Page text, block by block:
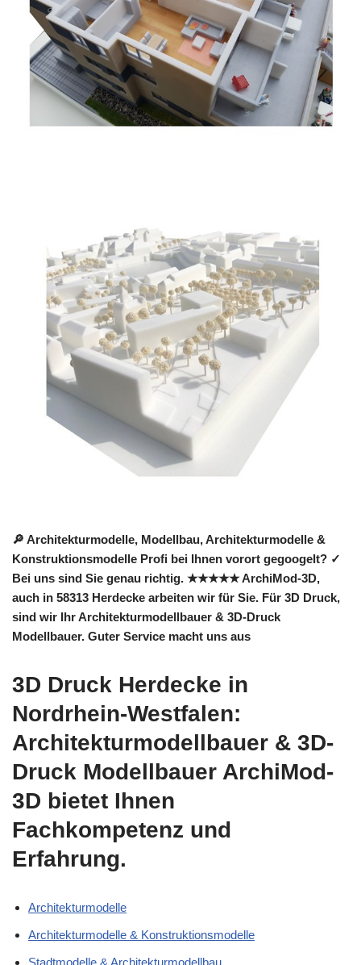
🔎 Architekturmodelle, Modellbau, Architekturmodelle &
Konstruktionsmodelle Profi bei Ihnen vorort gegoogelt? ✓
Bei uns sind Sie genau richtig. ★★★★★ ArchiMod-3D,
auch in 58313 Herdecke arbeiten wir für Sie. Für 3D Druck,
sind wir Ihr Architekturmodellbauer & 3D-Druck
Modellbauer. Guter Service macht uns aus
3D Druck Herdecke in
Nordrhein-Westfalen:
Architekturmodellbauer & 3D-
Druck Modellbauer ArchiMod-
3D bietet Ihnen
Fachkompetenz und
Erfahrung.
Architekturmodelle
Architekturmodelle & Konstruktionsmodelle
Stadtmodelle & Architekturmodellbau